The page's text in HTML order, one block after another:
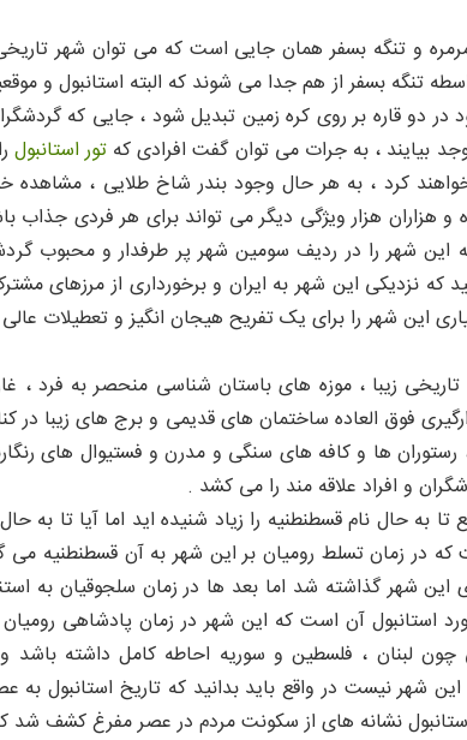
مرمره و تنگه بسفر همان جایی است که می توان شهر
تنگه بسفر از هم جدا می شوند که البته استانبول و
در دو قاره بر روی کره زمین تبدیل شود ، جایی که
بیایند ، به جرات می توان گفت افرادی کهتور استانبول
کرد ، به هر حال وجود بندر شاخ طلایی ، مشاهده
و هزاران هزار ویژگی دیگر می تواند برای هر فردی
این شهر را در ردیف سومین شهر پر طرفدار و محبوب
که نزدیکی این شهر به ایران و برخورداری از مرزهای
این شهر را برای یک تفریح هیجان انگیز و تعطیلات
تاریخی زیبا ، موزه های باستان شناسی منحصر به فرد ،
فوق العاده ساختمان های قدیمی و برج های زیبا
رستوران ها و کافه های سنگی و مدرن و فستیوال های
و افراد علاقه مند را می کشد .
تا به حال نام قسطنطنیه را زیاد شنیده اید اما آیا تا
در زمان تسلط رومیان بر این شهر به آن قسطنطنیه می
این شهر گذاشته شد اما بعد ها در زمان سلجوقیان به
استانبول آن است که این شهر در زمان پادشاهی
چون لبنان ، فلسطین و سوریه احاطه کامل داشته باشد و
شهر نیست در واقع باید بدانید که تاریخ استانبول
نشانه های از سکونت مردم در عصر مفرغ کشف